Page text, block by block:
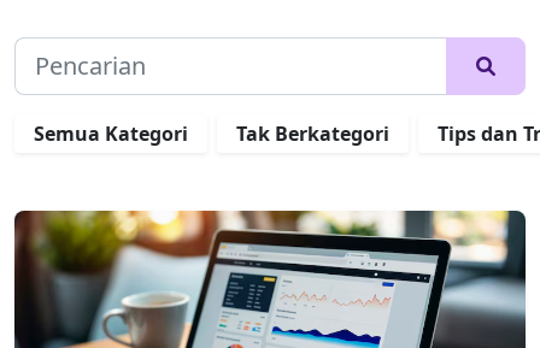
Semua Kategori Tak Berkategori Tips dan